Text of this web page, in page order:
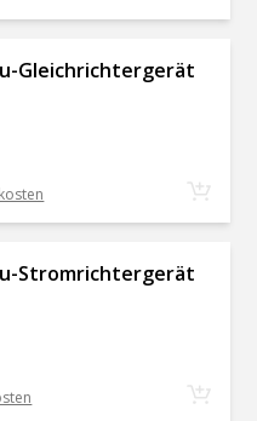
Gleichrichtergerät
Stromrichtergerät